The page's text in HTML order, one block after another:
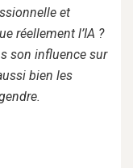
et
réellement l’IA ?
son influence sur
bien les